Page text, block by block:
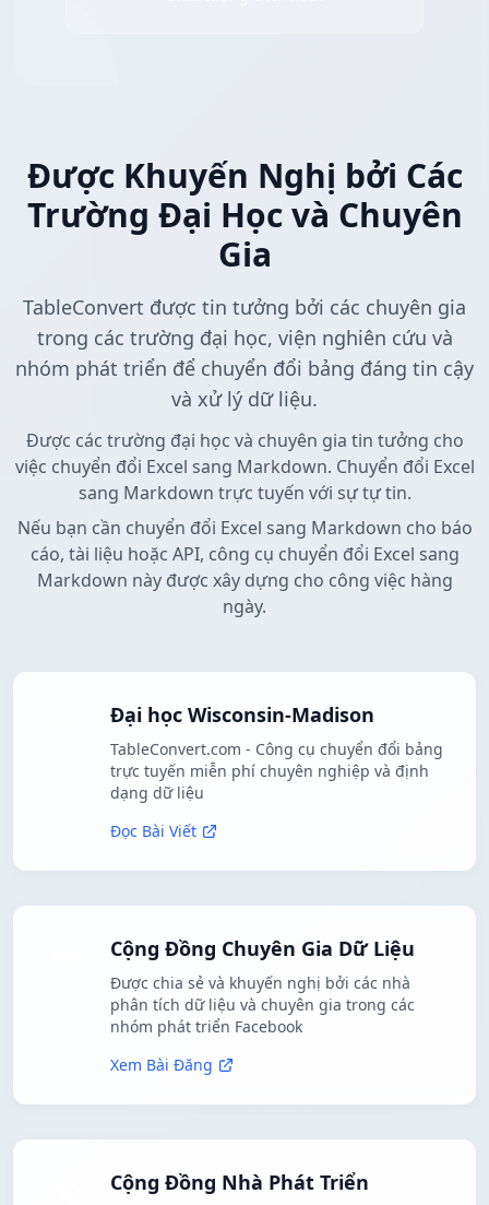
Được Khuyến Nghị bởi Các
Trường Đại Học và Chuyên
Gia
TableConvert được tin tưởng bởi các chuyên gia
trong các trường đại học, viện nghiên cứu và
nhóm phát triển để chuyển đổi bảng đáng tin cậy
và xử lý dữ liệu.
Được các trường đại học và chuyên gia tin tưởng cho
việc chuyển đổi Excel sang Markdown. Chuyển đổi Excel
sang Markdown trực tuyến với sự tự tin.
Nếu bạn cần chuyển đổi Excel sang Markdown cho báo
cáo, tài liệu hoặc API, công cụ chuyển đổi Excel sang
Markdown này được xây dựng cho công việc hàng
ngày.
Đại học Wisconsin-Madison
TableConvert.com - Công cụ chuyển đổi bảng
trực tuyến miễn phí chuyên nghiệp và định
dạng dữ liệu
Đọc Bài Viết
Cộng Đồng Chuyên Gia Dữ Liệu
Được chia sẻ và khuyến nghị bởi các nhà
phân tích dữ liệu và chuyên gia trong các
nhóm phát triển Facebook
Xem Bài Đăng
Cộng Đồng Nhà Phát Triển